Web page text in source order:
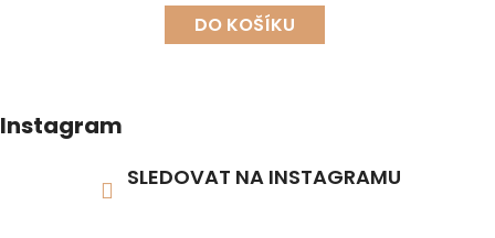
DO KOŠÍKU
Instagram
SLEDOVAT NA INSTAGRAMU